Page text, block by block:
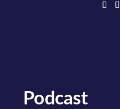
Podcast